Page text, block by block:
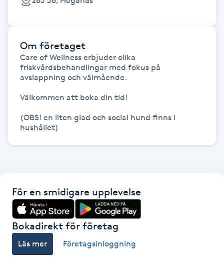
Frekvensterapi
Friskvård
Friskvårdsmassage
Färgning
Föning
G
Om företaget
Care of Wellness erbjuder olika
friskvårdsbehandlingar med fokus på
avslappning och välmående.
Välkommen att boka din tid!
(OBS! en liten glad och social hund finns i
hushållet)
För en smidigare upplevelse
Bokadirekt för företag
Läs mer Företagsinloggning